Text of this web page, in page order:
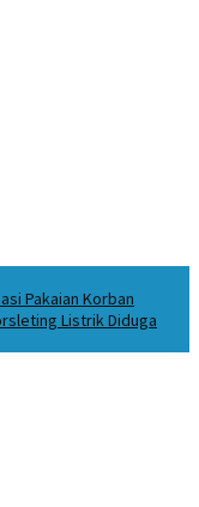
Pakaian Korban
Listrik Diduga